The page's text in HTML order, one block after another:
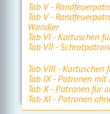
Tab V -
Tab V -
Wandler
Tab VI - Kartuschen
Tab VII -
Tab VIII - Kartuschen
Tab IX - Patronen
Tab X - Patronen für
Tab XI - Patronen